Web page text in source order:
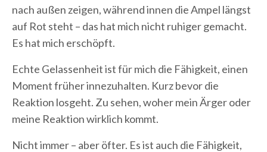
nach außen zeigen, während innen die Ampel längst
auf Rot steht – das hat mich nicht ruhiger gemacht.
Es hat mich erschöpft.
Echte Gelassenheit ist für mich die Fähigkeit, einen
Moment früher innezuhalten. Kurz bevor die
Reaktion losgeht. Zu sehen, woher mein Ärger oder
meine Reaktion wirklich kommt.
Nicht immer – aber öfter. Es ist auch die Fähigkeit,